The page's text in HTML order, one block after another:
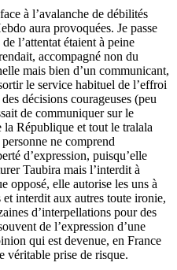
à l’avalanche de débilités
aura provoquées. Je passe
l’attentat étaient à peine
accompagné non du
mais bien d’un communicant,
le service habituel de l’effroi
décisions courageuses (peu
de communiquer sur le
République et tout le tralala
ne comprend
d’expression, puisqu’elle
Taubira mais l’interdit à
opposé, elle autorise les uns à
et interdit aux autres toute ironie,
d’interpellations pour des
de l’expression d’une
qui est devenue, en France
véritable prise de risque.